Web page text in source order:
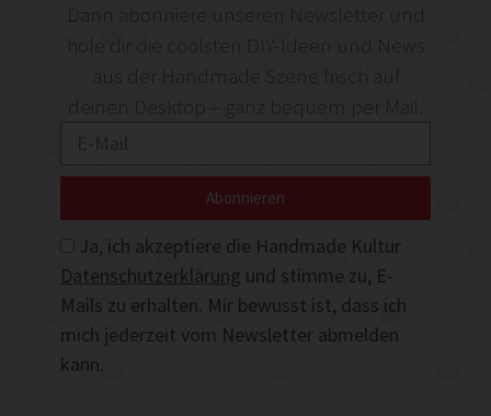
deinen Desktop – ganz bequem per Mail.
Ja, ich akzeptiere die Handmade Kultur
Datenschutzerklärung und stimme zu, E-
Mails zu erhalten. Mir bewusst ist, dass ich
mich jederzeit vom Newsletter abmelden
kann.
Abonnieren